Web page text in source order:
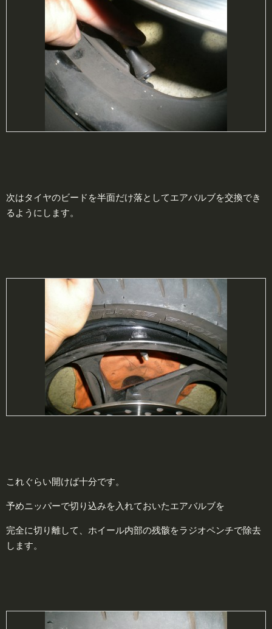
次はタイヤのビードを半面だけ落としてエアバルブを交換でき
るようにします。
これぐらい開けば十分です。
予めニッパーで切り込みを入れておいたエアバルブを
完全に切り離して、ホイール内部の残骸をラジオペンチで除去
します。